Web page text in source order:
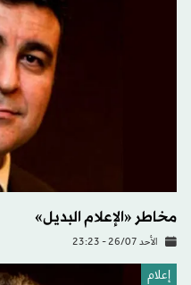
مخاطر «الإعلام البديل»
الأحد 26/07 - 23:23
إعلام